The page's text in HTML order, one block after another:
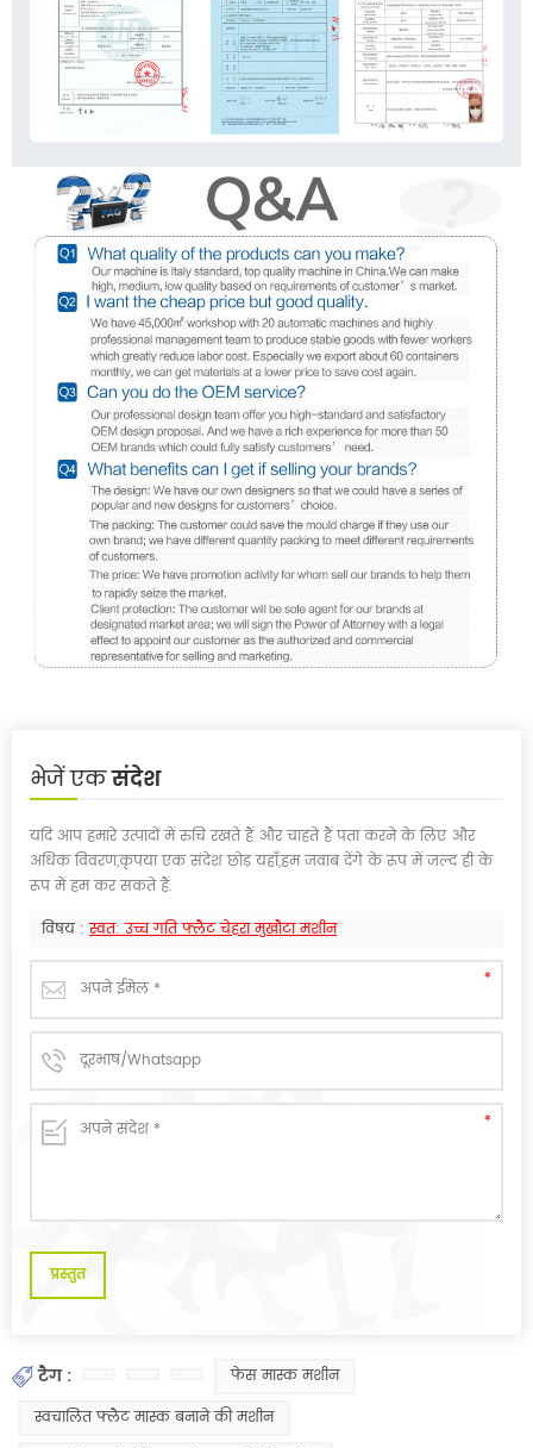
भेजें एकसंदेश
यदि आप हमारे उत्पादों में रुचि रखते हैं और चाहते हैं पता करने के लिए और
अधिक विवरण,कृपया एक संदेश छोड़ यहाँ,हम जवाब देंगे के रूप में जल्द ही के
रूप में हम कर सकते हैं.
विषय :स्वत: उच्च गति फ्लैट चेहरा मुखौटा मशीन
टैग :
फेस मास्क मशीन
स्वचालित फ्लैट मास्क बनाने की मशीन